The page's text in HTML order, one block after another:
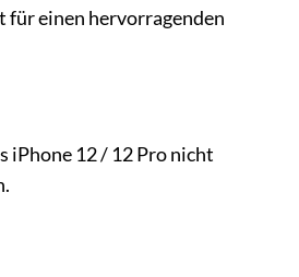
für einen hervorragenden
iPhone 12 / 12 Pro nicht